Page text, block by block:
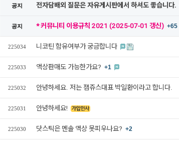
공지 전자담배외 질문은 자유게시판에서 하셔도 좋습니다.
공지 * 커뮤니티 이용규칙 2021 (2025-07-01 갱신) +65
225034 니코틴 함유여부가 궁금합니다
225033 액상판매도 가능한가요? +1
225032 안녕하세요. 저는 잽쥬스대표 박일환이라고 합니다.
225031 안녕하세요!
225030 닷스틱은 멘솔 액상 못피우나요? +2